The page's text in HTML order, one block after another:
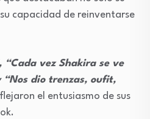
capacidad de reinventarse
“Cada vez Shakira se ve
“Nos dio trenzas, oufit,
el entusiasmo de sus